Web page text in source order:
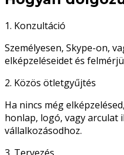
1. Konzultáció
Személyesen, Skype-on,
elképzeléseidet és
2. Közös ötletgyűjtés
Ha nincs még
honlap, logó, vagy arculat
vállalkozásodhoz.